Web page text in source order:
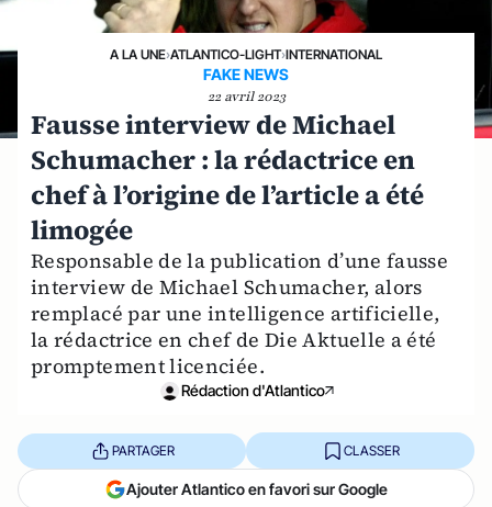
A LA UNE›ATLANTICO-LIGHT›INTERNATIONAL
FAKE NEWS
22 avril 2023
Fausse interview de Michael
Schumacher : la rédactrice en
chef à l’origine de l’article a été
limogée
Responsable de la publication d’une fausse
interview de Michael Schumacher, alors
remplacé par une intelligence artificielle,
la rédactrice en chef de Die Aktuelle a été
promptement licenciée.
Rédaction d'Atlantico
PARTAGER CLASSER
Ajouter Atlantico en favori sur Google